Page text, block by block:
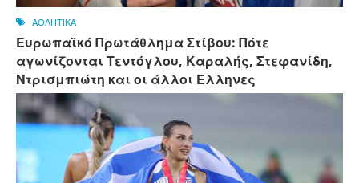
ΑΘΛΗΤΙΚΑ
Ευρωπαϊκό Πρωτάθλημα Στίβου: Πότε
αγωνίζονται Τεντόγλου, Καραλής, Στεφανίδη,
Ντρισμπιώτη και οι άλλοι Ελληνες